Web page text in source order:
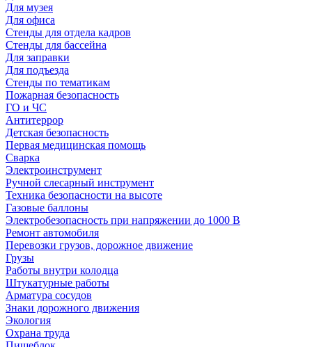
Для музея
Для офиса
Стенды для отдела кадров
Стенды для бассейна
Для заправки
Для подъезда
Стенды по тематикам
Пожарная безопасность
ГО и ЧС
Антитеррор
Детская безопасность
Первая медицинская помощь
Сварка
Электроинструмент
Ручной слесарный инструмент
Техника безопасности на высоте
Газовые баллоны
Электробезопасность при напряжении до 1000 В
Ремонт автомобиля
Перевозки грузов, дорожное движение
Грузы
Работы внутри колодца
Штукатурные работы
Арматура сосудов
Знаки дорожного движения
Экология
Охрана труда